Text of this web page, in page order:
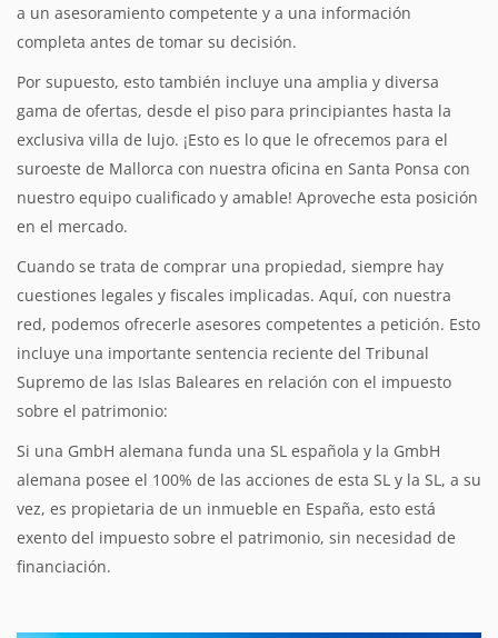
a un asesoramiento competente y a una información
completa antes de tomar su decisión.
Por supuesto, esto también incluye una amplia y diversa
gama de ofertas, desde el piso para principiantes hasta la
exclusiva villa de lujo. ¡Esto es lo que le ofrecemos para el
suroeste de Mallorca con nuestra oficina en Santa Ponsa con
nuestro equipo cualificado y amable! Aproveche esta posición
en el mercado.
Cuando se trata de comprar una propiedad, siempre hay
cuestiones legales y fiscales implicadas. Aquí, con nuestra
red, podemos ofrecerle asesores competentes a petición. Esto
incluye una importante sentencia reciente del Tribunal
Supremo de las Islas Baleares en relación con el impuesto
sobre el patrimonio:
Si una GmbH alemana funda una SL española y la GmbH
alemana posee el 100% de las acciones de esta SL y la SL, a su
vez, es propietaria de un inmueble en España, esto está
exento del impuesto sobre el patrimonio, sin necesidad de
financiación.